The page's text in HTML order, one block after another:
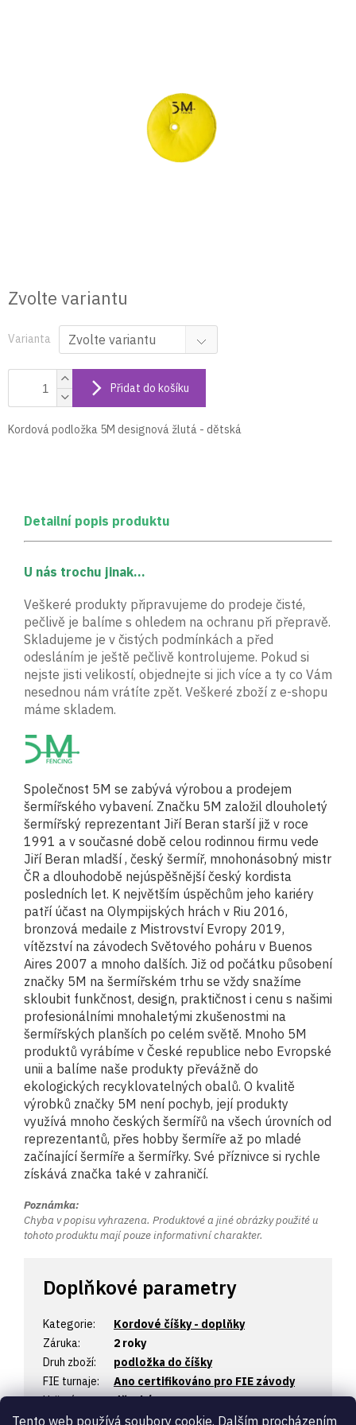
Tento web používá soubory cookie. Dalším procházením
Zvolte variantu
Varianta
Přidat do košíku
Kordová podložka 5M designová žlutá - dětská
Detailní popis produktu
U nás trochu jinak...
Veškeré produkty připravujeme do prodeje čisté,
pečlivě je balíme s ohledem na ochranu při přepravě.
Skladujeme je v čistých podmínkách a před
odesláním je ještě pečlivě kontrolujeme. Pokud si
nejste jisti velikostí, objednejte si jich více a ty co Vám
nesednou nám vrátíte zpět. Veškeré zboží z e-shopu
máme skladem.
Společnost 5M se zabývá výrobou a prodejem
šermířského vybavení. Značku 5M založil dlouholetý
šermířský reprezentant Jiří Beran starší již v roce
1991 a v současné době celou rodinnou firmu vede
Jiří Beran mladší , český šermíř, mnohonásobný mistr
ČR a dlouhodobě nejúspěšnější český kordista
posledních let. K největším úspěchům jeho kariéry
patří účast na Olympijských hrách v Riu 2016,
bronzová medaile z Mistrovství Evropy 2019,
vítězství na závodech Světového poháru v Buenos
Aires 2007 a mnoho dalších. Již od počátku působení
značky 5M na šermířském trhu se vždy snažíme
skloubit funkčnost, design, praktičnost i cenu s našimi
profesionálními mnohaletými zkušenostmi na
šermířských planších po celém světě. Mnoho 5M
produktů vyrábíme v České republice nebo Evropské
unii a balíme naše produkty převážně do
ekologických recyklovatelných obalů. O kvalitě
výrobků značky 5M není pochyb, její produkty
využívá mnoho českých šermířů na všech úrovních od
reprezentantů, přes hobby šermíře až po mladé
začínající šermíře a šermířky. Své příznivce si rychle
získává značka také v zahraničí.
Poznámka:
Chyba v popisu vyhrazena. Produktové a jiné obrázky použité u
tohoto produktu mají pouze informativní charakter.
Doplňkové parametry
Kategorie:
Kordové číšky - doplňky
Záruka:
2 roky
Druh zboží:
podložka do číšky
FIE turnaje:
Ano certifikováno pro FIE závody
Určení:
dětské
Úroveň: začátečník ,profi, hobby